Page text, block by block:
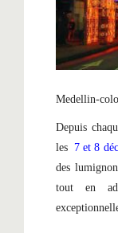
Medellin-
Depuis
les 7 et 8
des
tout en